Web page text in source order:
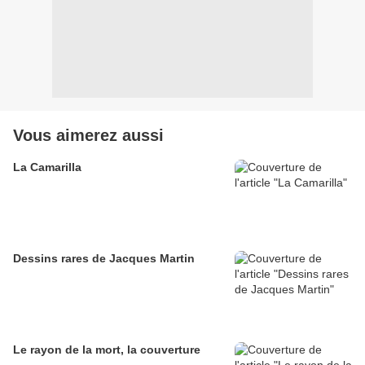
Vous aimerez aussi
La Camarilla
Dessins rares de Jacques Martin
Le rayon de la mort, la couverture